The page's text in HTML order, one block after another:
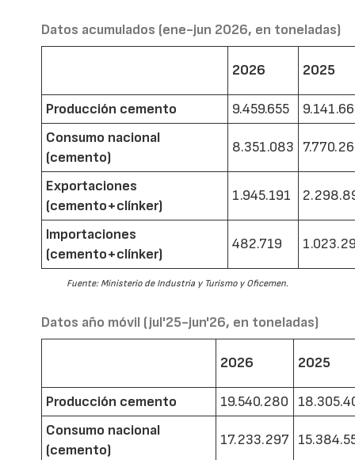
Datos acumulados (ene-jun 2026, en toneladas)
2026 2025
Producción cemento 9.459.655
Consumo nacional
(cemento)
8.351.083
Exportaciones
(cemento+clínker)
1.945.191
Importaciones
(cemento+clínker)
482.719
Fuente: Ministerio de Industria y Turismo y Oficemen.
Datos año móvil (jul'25-jun'26, en toneladas)
2026 2025
Producción cemento 19.540.280
Consumo nacional
(cemento)
17.233.297